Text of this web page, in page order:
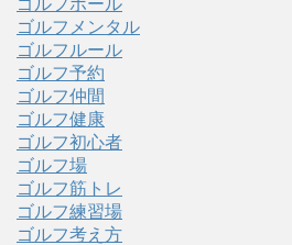
ゴルフメンタル
ゴルフルール
ゴルフ予約
ゴルフ仲間
ゴルフ健康
ゴルフ初心者
ゴルフ場
ゴルフ筋トレ
ゴルフ練習場
ゴルフ考え方